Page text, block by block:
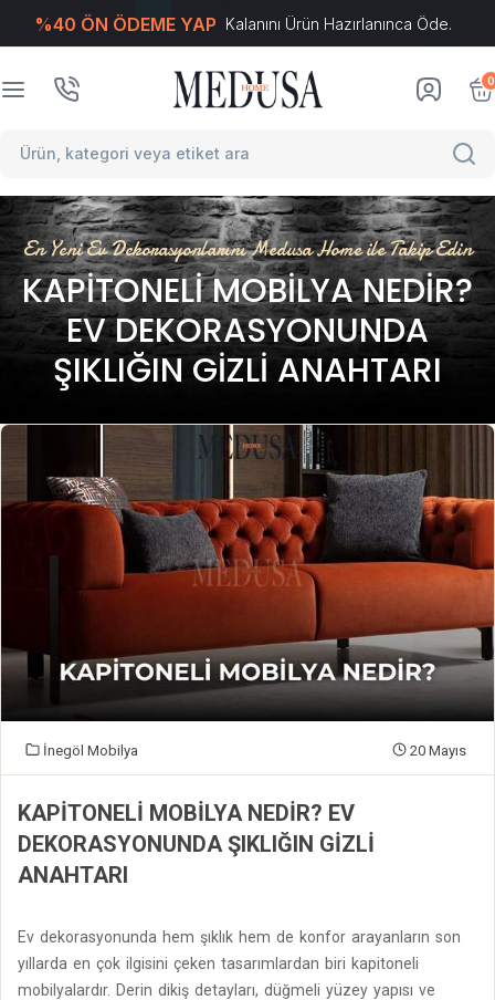
%40 ÖN ÖDEME YAP Kalanını Ürün Hazırlanınca Öde.
0
En Yeni Ev Dekorasyonlarını Medusa Home ile Takip Edin
KAPITONELI MOBILYA NEDIR?
EV DEKORASYONUNDA
ŞIKLIĞIN GIZLI ANAHTARI
İnegöl Mobilya 20 Mayıs
KAPITONELI MOBILYA NEDIR? EV
DEKORASYONUNDA ŞIKLIĞIN GIZLI
ANAHTARI
Ev dekorasyonunda hem şıklık hem de konfor arayanların son
yıllarda en çok ilgisini çeken tasarımlardan biri kapitoneli
mobilyalardır. Derin dikiş detayları, düğmeli yüzey yapısı ve
T-Soft E-Ticaret Sistemleriyle Hazırlanmıştır.